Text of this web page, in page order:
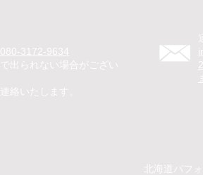
を笑顔に
080-3172-9634
出られない場合がござい
絡いたします。
北海道パフ